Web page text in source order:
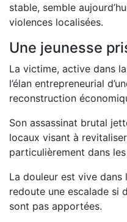
stable, semble
violences localisées.
Une jeunesse
La victime, active dans
l’élan entrepreneurial
reconstruction
Son assassinat brutal
locaux visant à
particulièrement dans
La douleur est vive
redoute une escalade si
sont pas apportées.